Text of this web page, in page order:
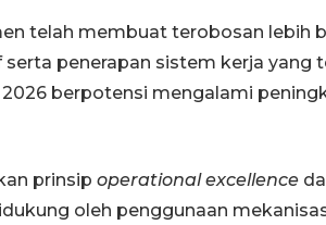
telah membuat terobosan lebih
penerapan sistem kerja yang
berpotensi mengalami
prinsip operational excellence
oleh penggunaan